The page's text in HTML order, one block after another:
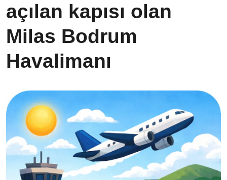
açılan kapısı olan
Milas Bodrum
Havalimanı